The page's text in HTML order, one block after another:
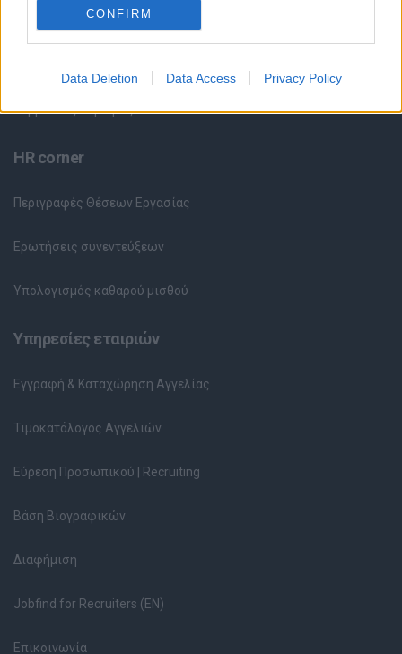
CONFIRM
Data Deletion Data Access Privacy Policy
Υπηρεσίες υποψηφίων
Συμβουλές Καριέρας
HR corner
Περιγραφές Θέσεων Εργασίας
Ερωτήσεις συνεντεύξεων
Υπολογισμός καθαρού μισθού
Υπηρεσίες εταιριών
Εγγραφή & Καταχώρηση Αγγελίας
Τιμοκατάλογος Αγγελιών
Εύρεση Προσωπικού | Recruiting
Βάση Βιογραφικών
Διαφήμιση
Jobfind for Recruiters (EN)
Επικοινωνία